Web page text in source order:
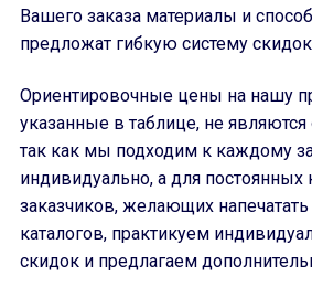
Вашего заказа материалы и
предложат гибкую систему
Ориентировочные цены на нашу
указанные в таблице, не
так как мы подходим к каждому
индивидуально, а для
заказчиков, желающих
каталогов, практикуем
скидок и предлагаем